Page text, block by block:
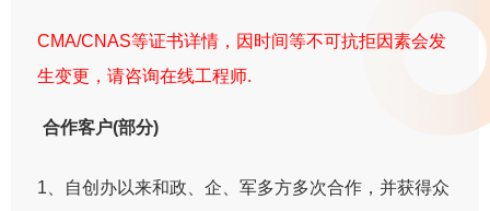
CMA/CNAS等证书详情，因时间等不可抗拒因素会发
生变更，请咨询在线工程师.
合作客户(部分)
1、自创办以来和政、企、军多方多次合作，并获得众